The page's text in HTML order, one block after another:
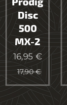
Disc
500
MX-2
16,95 €
17,90€